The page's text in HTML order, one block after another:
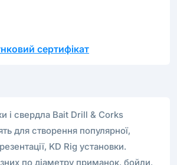
сертифікат
і свердла Bait Drill & Corks
для створення популярної,
KD Rig установки.
по діаметру приманок, бойли,